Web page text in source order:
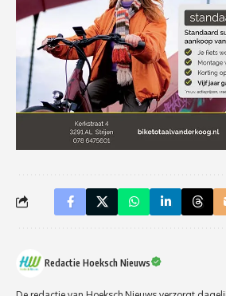
Redactie Hoeksch Nieuws